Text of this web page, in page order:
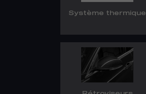
Système thermique